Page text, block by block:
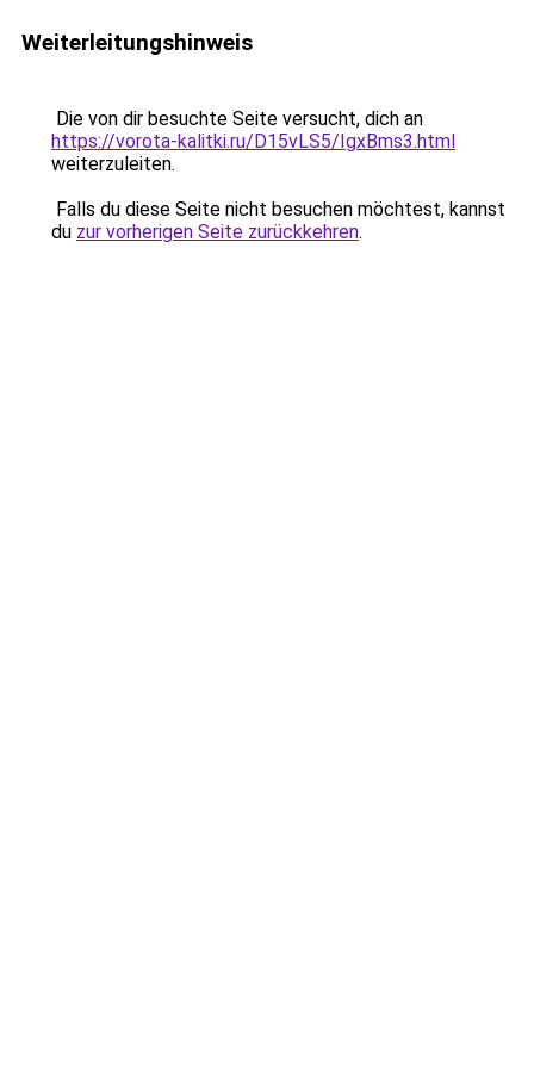
Weiterleitungshinweis
Die von dir besuchte Seite versucht, dich an
https://vorota-kalitki.ru/D15vLS5/IgxBms3.html
weiterzuleiten.
Falls du diese Seite nicht besuchen möchtest, kannst
du zur vorherigen Seite zurückkehren.